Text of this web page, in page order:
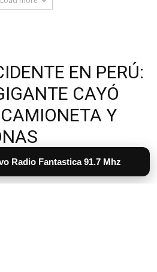
Radio Fantastica 91.7 Mhz